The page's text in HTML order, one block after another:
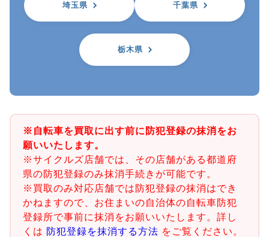
埼玉県 千葉県
栃木県
※自転車を買取に出す前に防犯登録の抹消をお
願いいたします。
※サイクルズ店舗では、その店舗がある都道府
県の防犯登録のみ抹消手続きが可能です。
※買取のみ対応店舗では防犯登録の抹消はでき
かねますので、お住まいの自治体の自転車防犯
登録所で事前に抹消をお願いいたします。詳し
くは 防犯登録を抹消する方法 をご覧ください。